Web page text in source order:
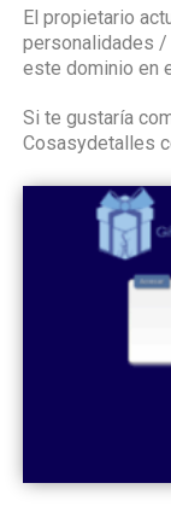
El propietario
personalidades /
este dominio en
Si te gustaría
Cosasydetalles